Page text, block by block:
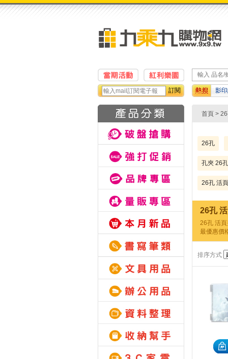
訂閱
影
首頁 >
26孔
孔夾 26孔
26孔 活頁
26孔
26孔 活
最優惠價
排序方式